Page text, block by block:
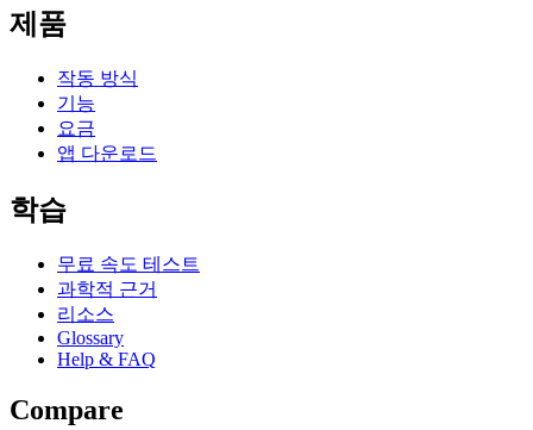
제품
작동 방식
기능
요금
앱 다운로드
학습
무료 속도 테스트
과학적 근거
리소스
Glossary
Help & FAQ
Compare